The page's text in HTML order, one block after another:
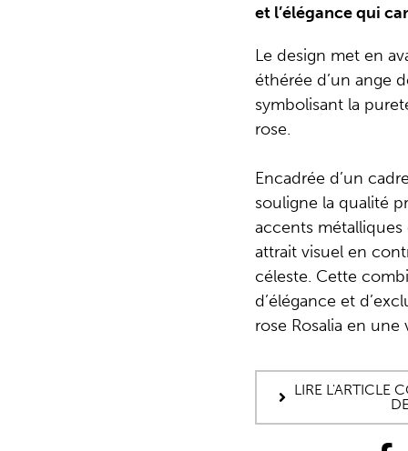
et l’élégance qui
Le design met en
éthérée d’un ange
symbolisant la
rose.
Encadrée d’un
souligne la qualité
accents
attrait visuel en
céleste. Cette
d’élégance et
rose Rosalia en
LIRE L'ARTICLE